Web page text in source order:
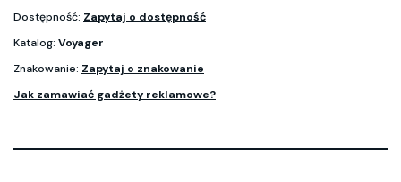
Dostępność: Zapytaj o dostępność
Katalog: Voyager
Znakowanie: Zapytaj o znakowanie
Jak zamawiać gadżety reklamowe?